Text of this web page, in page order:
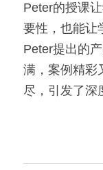
Peter的授课
要性，也能让
Peter提出的
满，案例精彩
尽，引发了深